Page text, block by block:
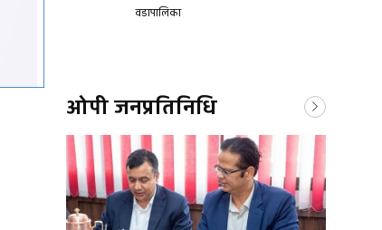
वडापालिका
ओपी जनप्रतिनिधि